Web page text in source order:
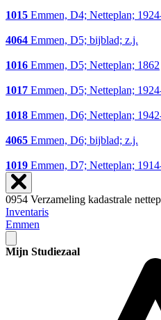
1015 Emmen, D4; Netteplan;
4064 Emmen, D5; bijblad; z.j.
1016 Emmen, D5; Netteplan; 1862
1017 Emmen, D5; Netteplan;
1018 Emmen, D6; Netteplan;
4065 Emmen, D6; bijblad; z.j.
1019 Emmen, D7; Netteplan;
0954 Verzameling kadastrale
Inventaris
Emmen
Mijn Studiezaal